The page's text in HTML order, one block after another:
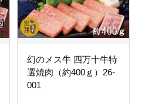
幻のメス牛 四万十牛特
選焼肉（約400ｇ）26-
001